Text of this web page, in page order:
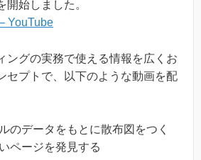
開始しました。
YouTube
ングの実務で使える情報を広くお
セプトで、以下のような動画を配
のデータをもとに散布図をつく
ページを発見する